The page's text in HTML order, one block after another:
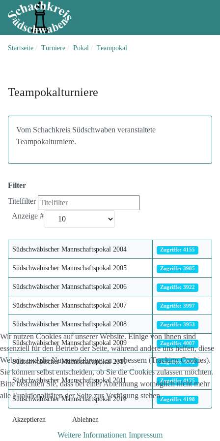
Startseite Turniere Pokal Teampokal
Teampokalturniere
Vom Schachkreis Südschwaben veranstaltete
Teampokalturniere.
Filter
Titelfilter
Anzeige #
Südschwäbischer Mannschaftspokal 2004 Zugriffe: 4155
Südschwäbischer Mannschaftspokal 2005 Zugriffe: 3985
Südschwäbischer Mannschaftspokal 2006 Zugriffe: 3922
Südschwäbischer Mannschaftspokal 2007 Zugriffe: 3997
Südschwäbischer Mannschaftspokal 2008 Zugriffe: 3953
Südschwäbischer Mannschaftspokal 2009 Zugriffe: 4007
Südschwäbischer Mannschaftspokal 2010 Zugriffe: 4092
Südschwäbischer Mannschaftspokal 2011 Zugriffe: 4175
Südschwäbischer Mannschaftspokal 2012 Zugriffe: 4198
Wir nutzen Cookies auf unserer Website. Einige von ihnen sind
essenziell für den Betrieb der Seite, während andere uns helfen, diese
Website und die Nutzererfahrung zu verbessern (Tracking Cookies).
Sie können selbst entscheiden, ob Sie die Cookies zulassen möchten.
Bitte beachten Sie, dass bei einer Ablehnung womöglich nicht mehr
alle Funktionalitäten der Seite zur Verfügung stehen.
Akzeptieren Ablehnen
Weitere Informationen Impressum